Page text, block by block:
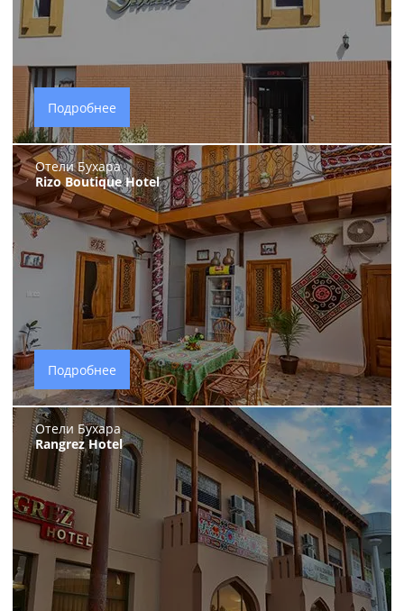
Подробнее
Отели Бухара
Rizo Boutique Hotel
Подробнее
Отели Бухара
Rangrez Hotel